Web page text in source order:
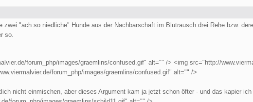
zwei "ach so niedliche" Hunde aus der Nachbarschaft im Blutrausch drei Rehe bzw.
so.
forum_php/images/graemlins/confused.gif" alt="" /> <img src="http://
forum_php/images/graemlins/confused.gif" alt="" />
nicht einmischen, aber dieses Argument kam ja jetzt schon öfter - und das kapier